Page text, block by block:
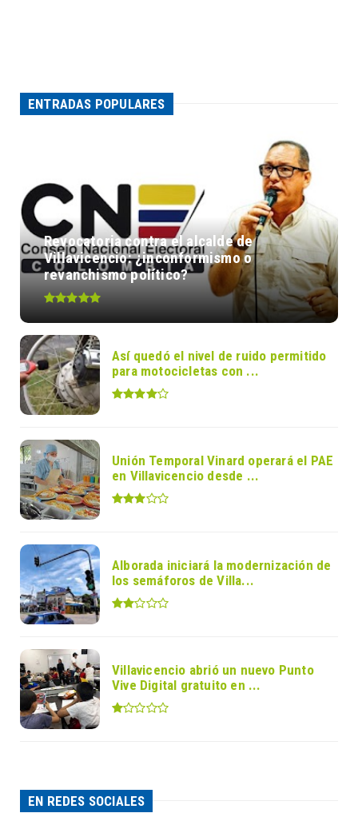
ENTRADAS POPULARES
Revocatoria contra el alcalde de
Villavicencio: ¿inconformismo o
revanchismo político?
Así quedó el nivel de ruido permitido
para motocicletas con ...
Unión Temporal Vinard operará el PAE
en Villavicencio desde ...
Alborada iniciará la modernización de
los semáforos de Villa...
Villavicencio abrió un nuevo Punto
Vive Digital gratuito en ...
EN REDES SOCIALES